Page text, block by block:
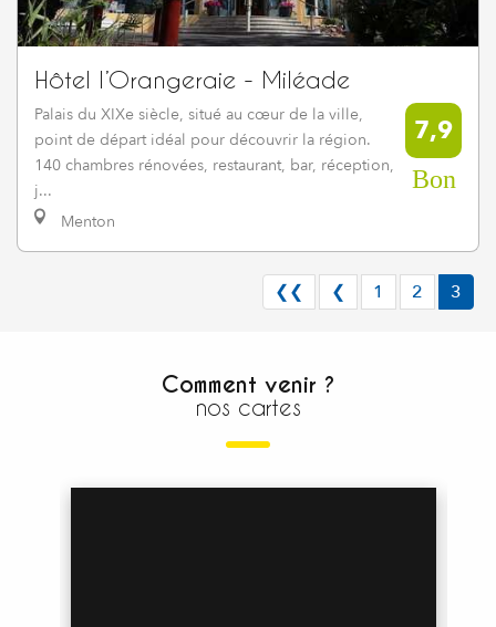
Hôtel l’Orangeraie - Miléade
Palais du XIXe siècle, situé au cœur de la ville,
point de départ idéal pour découvrir la région.
140 chambres rénovées, restaurant, bar, réception,
j...
Menton
7,9
Bon
❮❮ ❮ 1 2 3
Comment venir ?
nos cartes